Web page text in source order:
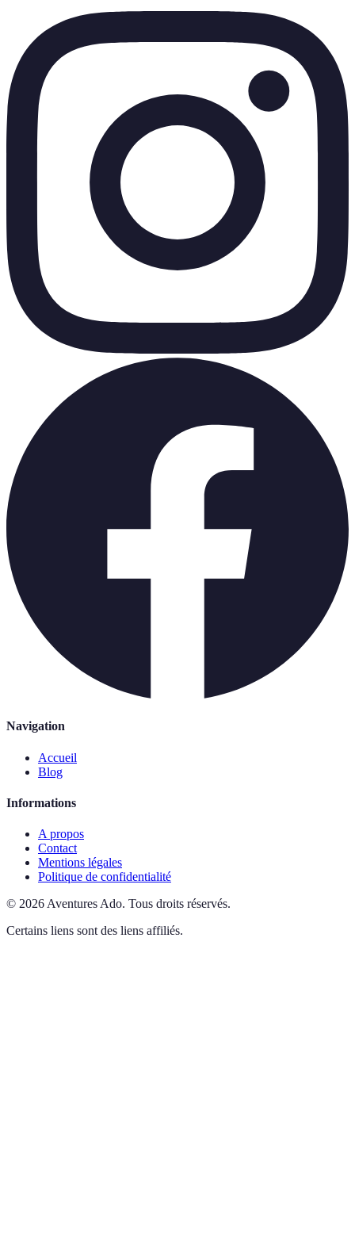
Navigation
Accueil
Blog
Informations
A propos
Contact
Mentions légales
Politique de confidentialité
© 2026 Aventures Ado. Tous droits réservés.
Certains liens sont des liens affiliés.